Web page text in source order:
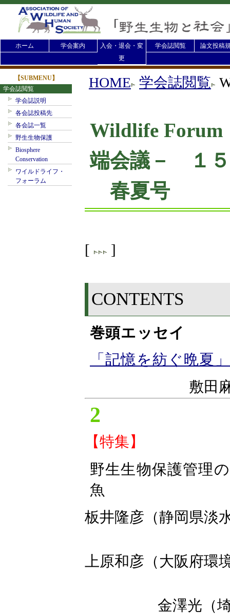
ホーム 学会案内
入会・退会・変
更
学会誌閲覧 論文投稿
HOME 学会誌閲覧
Wildlife
端会議－ １
春夏号
[ ]
CONTENTS
巻頭エッセイ
「記憶を紡ぐ晩夏」
敷田
2
【特集】
野生生物保護管理
魚
板井隆彦（静岡県淡
上原和彦（大阪府環
金澤光（
【SUBMENU】
学会誌閲覧
学会誌説明
各会誌投稿先
各会誌一覧
野生生物保護
Biosphere
Conservation
ワイルドライフ・
フォーラム